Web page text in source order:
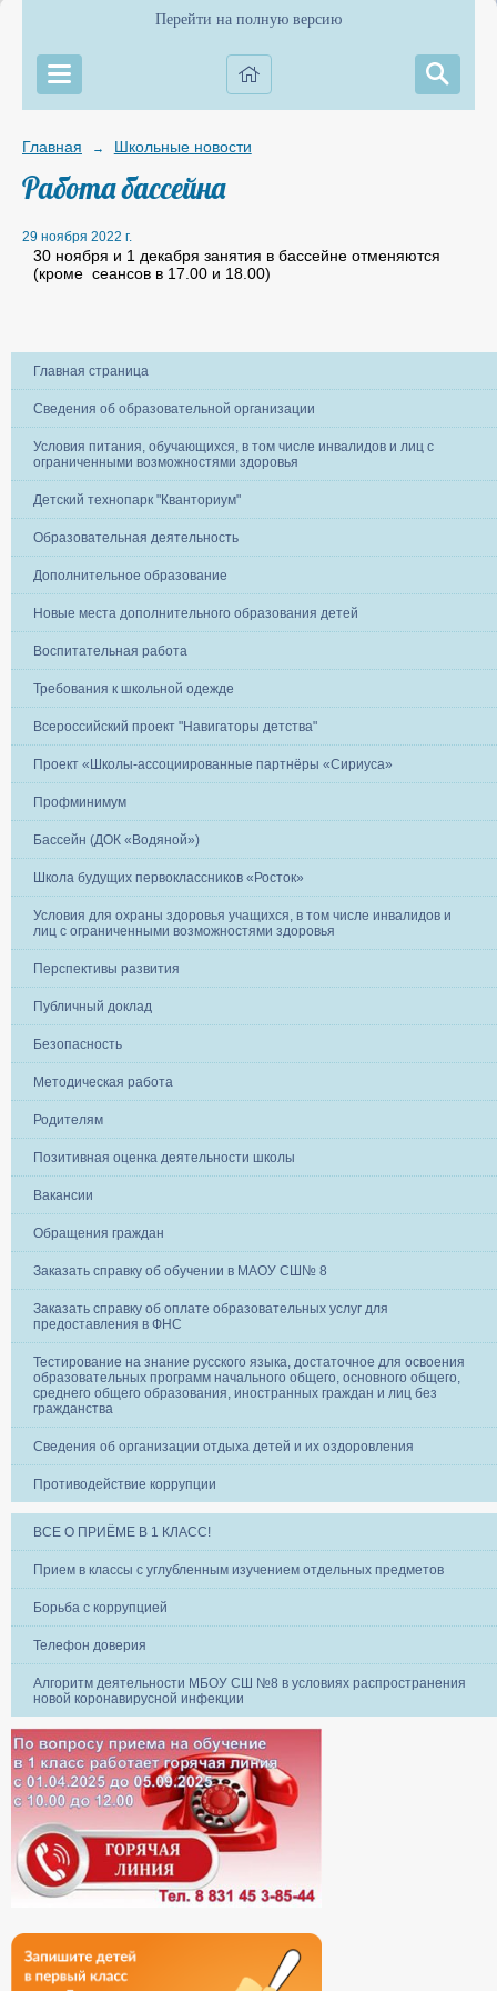
Перейти на полную версию
Главная → Школьные новости
Работа бассейна
29 ноября 2022 г.
30 ноября и 1 декабря занятия в бассейне отменяются
(кроме сеансов в 17.00 и 18.00)
Главная страница
Сведения об образовательной организации
Условия питания, обучающихся, в том числе инвалидов и лиц с
ограниченными возможностями здоровья
Детский технопарк "Кванториум"
Образовательная деятельность
Дополнительное образование
Новые места дополнительного образования детей
Воспитательная работа
Требования к школьной одежде
Всероссийский проект "Навигаторы детства"
Проект «Школы-ассоциированные партнёры «Сириуса»
Профминимум
Бассейн (ДОК «Водяной»)
Школа будущих первоклассников «Росток»
Условия для охраны здоровья учащихся, в том числе инвалидов и
лиц с ограниченными возможностями здоровья
Перспективы развития
Публичный доклад
Безопасность
Методическая работа
Родителям
Позитивная оценка деятельности школы
Вакансии
Обращения граждан
Заказать справку об обучении в МАОУ СШ№ 8
Заказать справку об оплате образовательных услуг для
предоставления в ФНС
Тестирование на знание русского языка, достаточное для освоения
образовательных программ начального общего, основного общего,
среднего общего образования, иностранных граждан и лиц без
гражданства
Сведения об организации отдыха детей и их оздоровления
Противодействие коррупции
ВСЕ О ПРИЁМЕ В 1 КЛАСС!
Прием в классы с углубленным изучением отдельных предметов
Борьба с коррупцией
Телефон доверия
Алгоритм деятельности МБОУ СШ №8 в условиях распространения
новой коронавирусной инфекции